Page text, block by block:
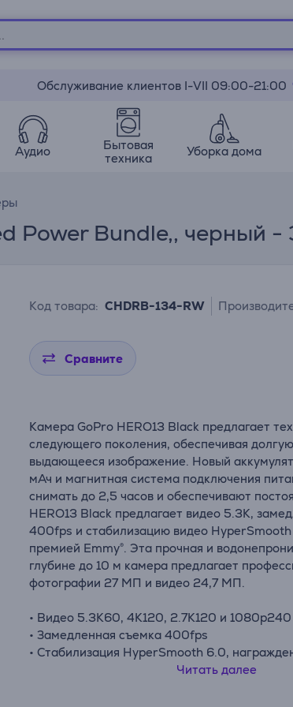
Обслуживание клиентов I-VII 09:00-21:00
Аудио
Бытовая
техника
Уборка дома
Power Bundle,, черный
Код товара: CHDRB-134-RW
Сравните
Камера GoPro HERO13 Black предлагает
следующего поколения, обеспечивая
выдающееся изображение. Новый
мАч и магнитная система подключения
снимать до 2,5 часов и обеспечивают
HERO13 Black предлагает видео 5.3K,
400fps и стабилизацию видео
премией Emmy®. Эта прочная и
глубине до 10 м камера предлагает
фотографии 27 МП и видео 24,7 МП.
• Видео 5.3K60, 4K120, 2.7K120 и 1080p240
• Замедленная съемка 400fps
• Стабилизация HyperSmooth 6.0,
• Фото 27 МП и видео 24,7 МПЧитать далее